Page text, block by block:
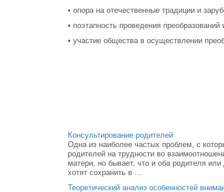
• опора на отечественные традиции и
• поэтапность проведения
• участие общества в осуществлении
Консультирование родителей
Одна из наиболее частых проблем, с
родителей на трудности во
матери, но бывает, что и оба родителя
хотят сохранить в ...
Теоретический анализ особенностей